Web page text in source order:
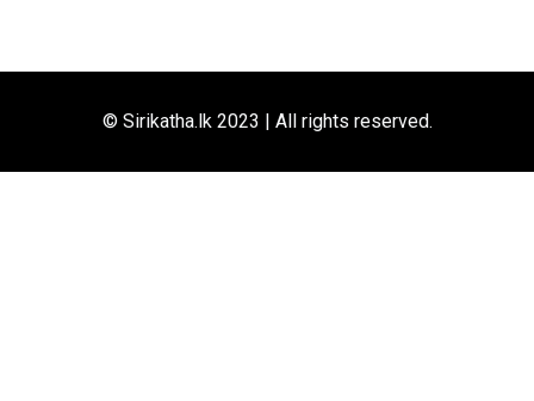
© Sirikatha.lk 2023 | All rights reserved.